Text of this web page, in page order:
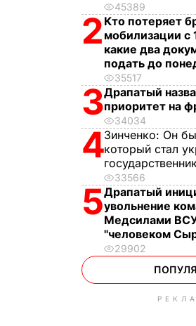
45389
2 Кто потеряет
мобилизации с
какие два
подать до
35517
3Драпатый
приоритет на
34034
4Зинченко: Он
который стал
33566
5Драпатый
увольнение
Медсилами
"человеком
29902